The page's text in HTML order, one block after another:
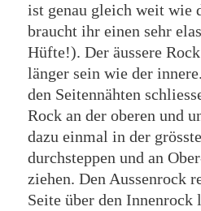
ist genau gleich weit wie
braucht ihr einen sehr
Hüfte!). Der äussere
länger sein wie der
den Seitennähten
Rock an der oberen und
dazu einmal in der
durchsteppen und an
ziehen. Den Aussenrock
Seite über den Innenrock